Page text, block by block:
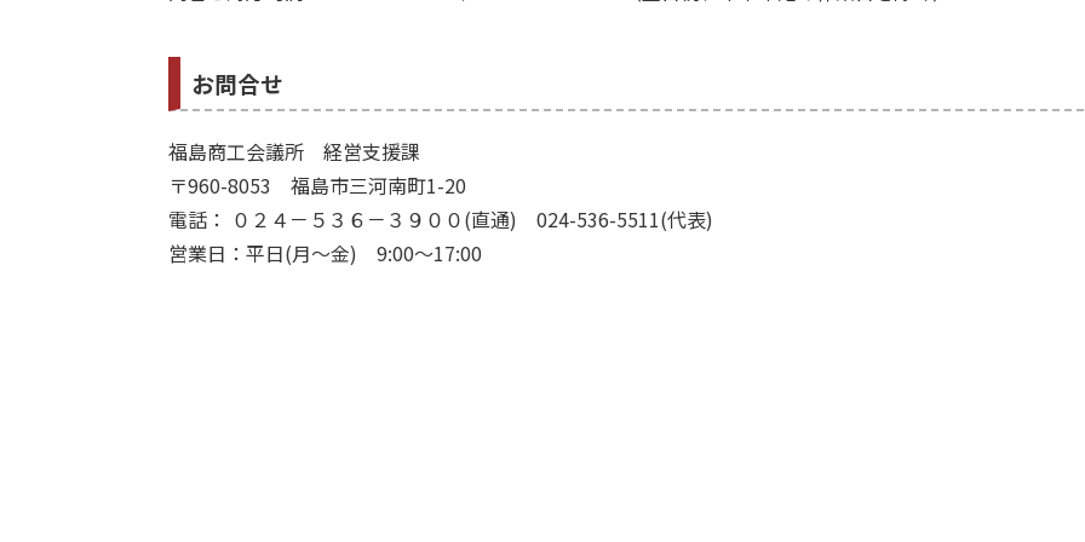
お問合せ
福島商工会議所 経営支援課
〒960-8053 福島市三河南町1-20
電話： ０２４－５３６－３９００(直通) 024-536-5511(代表)
営業日：平日(月～金) 9:00～17:00